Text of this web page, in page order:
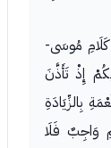
مُوسَى-
إِذْ تَأَذَّنَ
بِالزِّيَادَةِ
وَاجِبٌ فَلَا